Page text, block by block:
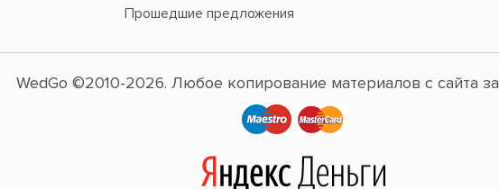
Прошедшие предложения
WedGo ©2010-2026. Любое копирование материалов с сайта